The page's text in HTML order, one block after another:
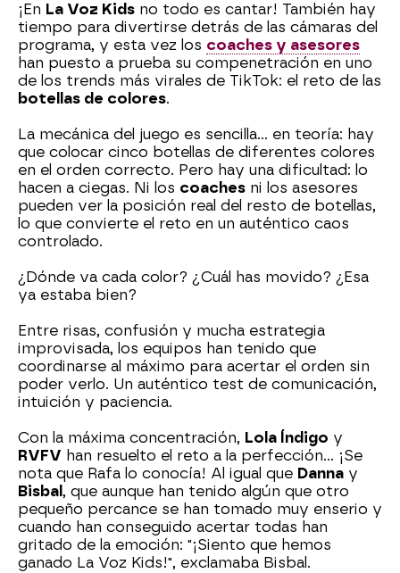
¡En La Voz Kids no todo es cantar! También hay
tiempo para divertirse detrás de las cámaras del
programa, y esta vez los coaches y asesores
han puesto a prueba su compenetración en uno
de los trends más virales de TikTok: el reto de las
botellas de colores.
La mecánica del juego es sencilla… en teoría: hay
que colocar cinco botellas de diferentes colores
en el orden correcto. Pero hay una dificultad: lo
hacen a ciegas. Ni los coaches ni los asesores
pueden ver la posición real del resto de botellas,
lo que convierte el reto en un auténtico caos
controlado.
¿Dónde va cada color? ¿Cuál has movido? ¿Esa
ya estaba bien?
Entre risas, confusión y mucha estrategia
improvisada, los equipos han tenido que
coordinarse al máximo para acertar el orden sin
poder verlo. Un auténtico test de comunicación,
intuición y paciencia.
Con la máxima concentración, Lola Índigo y
RVFV han resuelto el reto a la perfección... ¡Se
nota que Rafa lo conocía! Al igual que Danna y
Bisbal , que aunque han tenido algún que otro
pequeño percance se han tomado muy enserio y
cuando han conseguido acertar todas han
gritado de la emoción: "¡Siento que hemos
ganado La Voz Kids!", exclamaba Bisbal.